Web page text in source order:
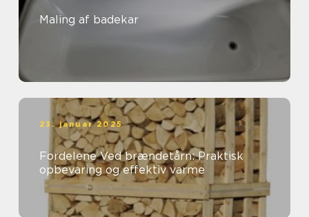
Maling af badekar
23. januar 2025
Fordelene Ved brændetårn: Praktisk
opbevaring og effektiv varme